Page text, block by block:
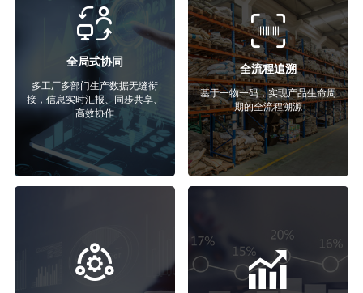
全局式协同
多工厂多部门生产数据无缝衔
接，信息实时汇报、同步共享、
高效协作
全流程追溯
基于一物一码，实现产品生命周
期的全流程溯源